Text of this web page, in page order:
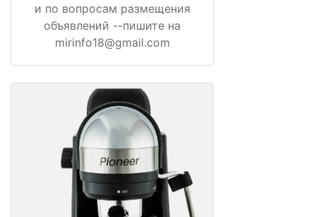
и по вопросам размещения
объявлений --пишите на
mirinfo18@gmail.com